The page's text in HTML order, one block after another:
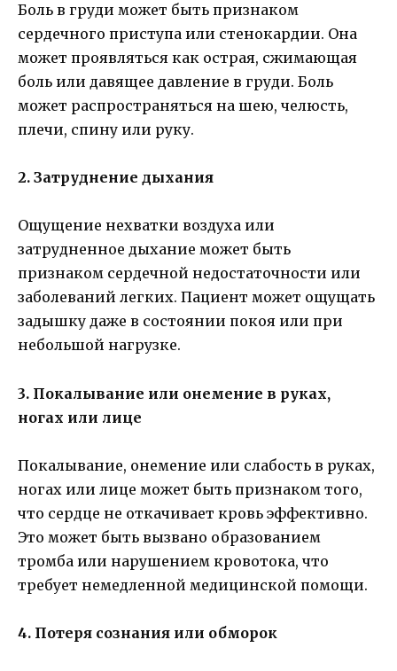
Боль в груди может быть признаком
сердечного приступа или стенокардии. Она
может проявляться как острая, сжимающая
боль или давящее давление в груди. Боль
может распространяться на шею, челюсть,
плечи, спину или руку.
2. Затруднение дыхания
Ощущение нехватки воздуха или
затрудненное дыхание может быть
признаком сердечной недостаточности или
заболеваний легких. Пациент может ощущать
задышку даже в состоянии покоя или при
небольшой нагрузке.
3. Покалывание или онемение в руках,
ногах или лице
Покалывание, онемение или слабость в руках,
ногах или лице может быть признаком того,
что сердце не откачивает кровь эффективно.
Это может быть вызвано образованием
тромба или нарушением кровотока, что
требует немедленной медицинской помощи.
4. Потеря сознания или обморок